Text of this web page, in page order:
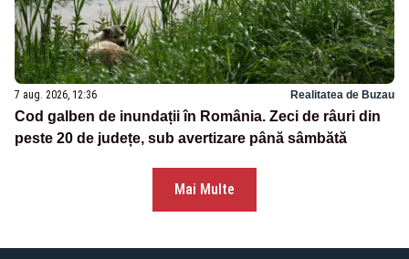
7 aug. 2026, 12:36 Realitatea de Buzau
Cod galben de inundații în România. Zeci de râuri din
peste 20 de județe, sub avertizare până sâmbătă
Mai Multe